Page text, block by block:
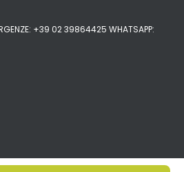
+39 02 39864425 WHATSAPP: